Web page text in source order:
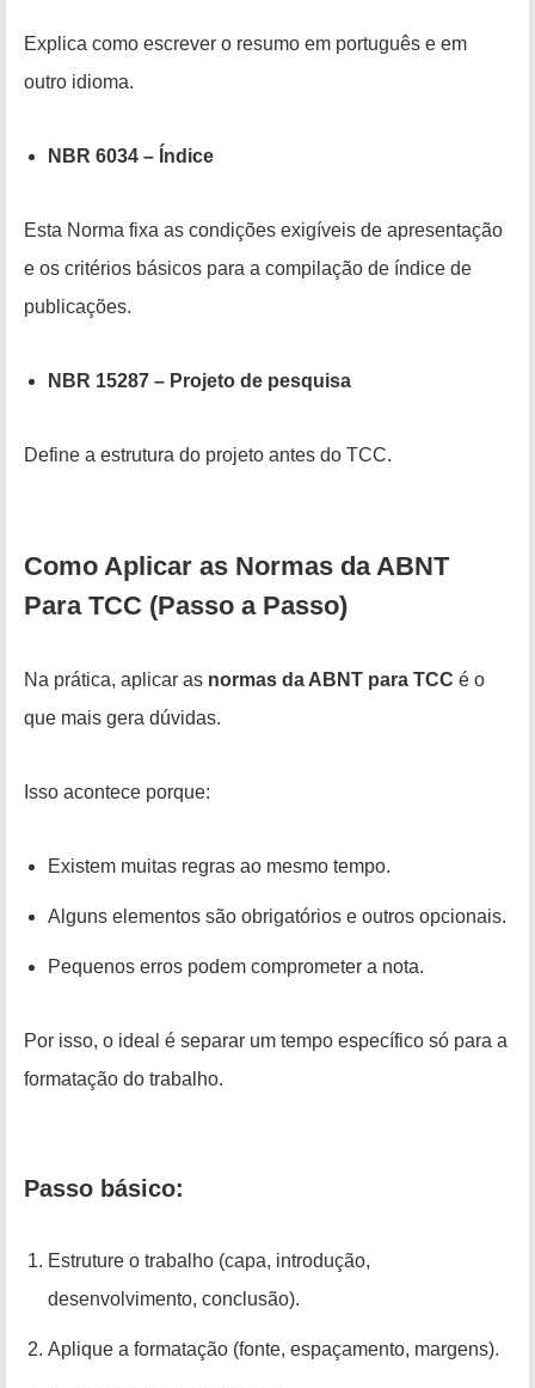
Explica como escrever o resumo em português e em
outro idioma.
NBR 6034 – Índice
Esta Norma fixa as condições exigíveis de apresentação
e os critérios básicos para a compilação de índice de
publicações.
NBR 15287 – Projeto de pesquisa
Define a estrutura do projeto antes do TCC.
Como Aplicar as Normas da ABNT
Para TCC (Passo a Passo)
Na prática, aplicar as normas da ABNT para TCC é o
que mais gera dúvidas.
Isso acontece porque:
Existem muitas regras ao mesmo tempo.
Alguns elementos são obrigatórios e outros opcionais.
Pequenos erros podem comprometer a nota.
Por isso, o ideal é separar um tempo específico só para a
formatação do trabalho.
Passo básico:
Estruture o trabalho (capa, introdução,
desenvolvimento, conclusão).
Aplique a formatação (fonte, espaçamento, margens).